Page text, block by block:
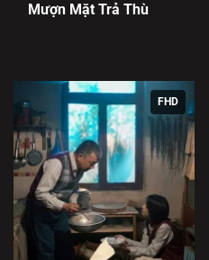
Mượn Mặt Trả Thù
FHD